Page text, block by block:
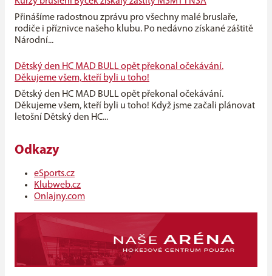
Přinášíme radostnou zprávu pro všechny malé bruslaře,
rodiče i příznivce našeho klubu. Po nedávno získané záštitě
Národní...
Dětský den HC MAD BULL opět překonal očekávání.
Děkujeme všem, kteří byli u toho!
Dětský den HC MAD BULL opět překonal očekávání.
Děkujeme všem, kteří byli u toho! Když jsme začali plánovat
letošní Dětský den HC...
Odkazy
eSports.cz
Klubweb.cz
Onlajny.com